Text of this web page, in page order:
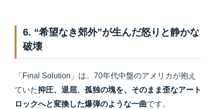
6. “希望なき郊外”が生んだ怒りと静かな
破壊
「Final Solution」は、70年代中盤のアメリカが抱え
ていた抑圧、退屈、孤独の塊を、そのまま歪なアート
ロックへと変換した爆弾のような一曲です。